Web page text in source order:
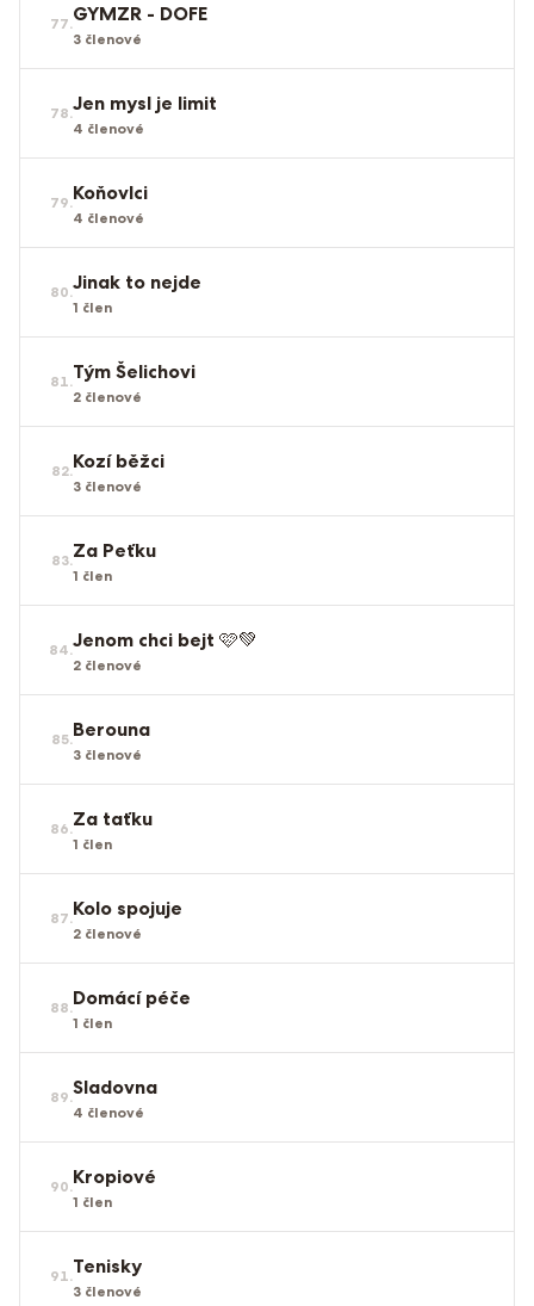
77.GYMZR - DOFE
3 členové
78.Jen mysl je limit
4 členové
79.Koňovlci
4 členové
80.Jinak to nejde
1 člen
81.Tým Šelichovi
2 členové
82.Kozí běžci
3 členové
83.Za Peťku
1 člen
84.Jenom chci bejt 🩷💚
2 členové
85.Berouna
3 členové
86.Za taťku
1 člen
87.Kolo spojuje
2 členové
88.Domácí péče
1 člen
89.Sladovna
4 členové
90.Kropiové
1 člen
91.Tenisky
3 členové